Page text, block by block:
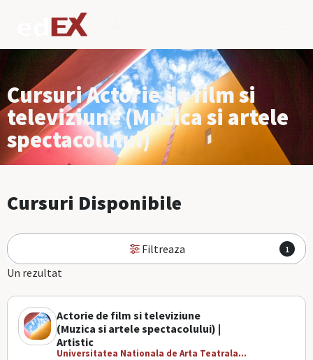
Cursuri Actorie de film si
televiziune (Muzica si artele
spectacolului)
Cursuri Disponibile
Filtreaza 1
Un rezultat
Actorie de film si televiziune
(Muzica si artele spectacolului) |
Artistic
Universitatea Nationala de Arta Teatrala...